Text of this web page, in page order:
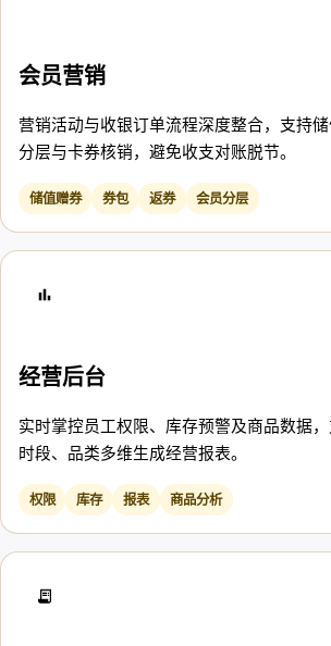
会员营销
营销活动与收银订单流程深度整合，支持
分层与卡券核销，避免收支对账脱节。
储值赠券 券包 返券 会员分层
经营后台
实时掌控员工权限、库存预警及商品数据，
时段、品类多维生成经营报表。
权限 库存 报表 商品分析
云打印机 CP1